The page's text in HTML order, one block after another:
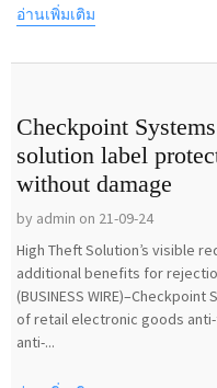
อ่านเพิ่มเติม
Checkpoint
solution label
without damage
by admin on 21-09-24
High Theft Solution’s visible
additional benefits for
(BUSINESS
of retail electronic goods anti-
anti-...